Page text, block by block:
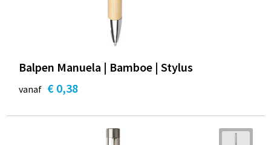
Balpen Manuela | Bamboe | Stylus
vanaf € 0,38